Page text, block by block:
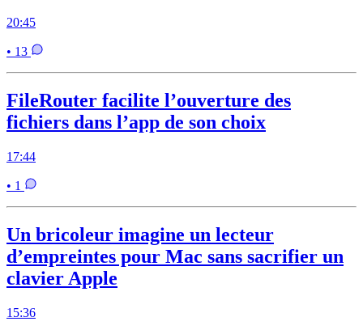
20:45
• 13
FileRouter facilite l’ouverture des
fichiers dans l’app de son choix
17:44
• 1
Un bricoleur imagine un lecteur
d’empreintes pour Mac sans sacrifier un
clavier Apple
15:36